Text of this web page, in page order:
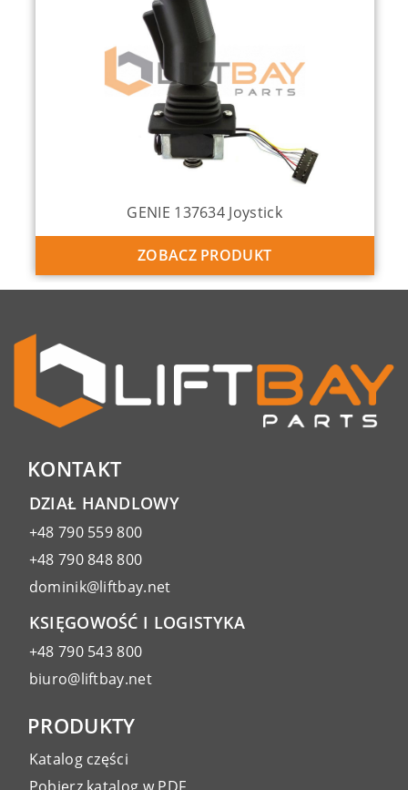
GENIE 137634 Joystick
ZOBACZ PRODUKT
KONTAKT
DZIAŁ HANDLOWY
+48 790 559 800
+48 790 848 800
dominik@liftbay.net
KSIĘGOWOŚĆ I LOGISTYKA
+48 790 543 800
biuro@liftbay.net
PRODUKTY
Katalog części